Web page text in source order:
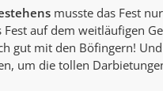
musste das Fest
Fest auf dem weitläufigen
gut mit den Böfingern!
um die tollen